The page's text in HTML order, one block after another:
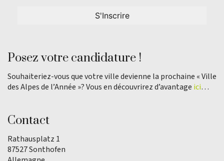
Posez votre candidature !
Souhaiteriez-vous que votre ville devienne la prochaine « Ville
des Alpes de l’Année »? Vous en découvrirez d’avantage ici…
Contact
Rathausplatz 1
87527 Sonthofen